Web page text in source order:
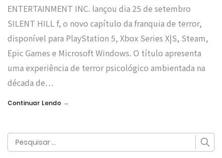
ENTERTAINMENT INC. lançou dia 25 de setembro
SILENT HILL f, o novo capítulo da franquia de terror,
disponível para PlayStation 5, Xbox Series X|S, Steam,
Epic Games e Microsoft Windows. O título apresenta
uma experiência de terror psicológico ambientada na
década de…
Continuar Lendo →